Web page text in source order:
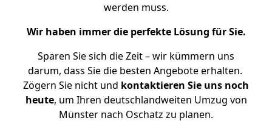
werden muss.
Wir haben immer die perfekte Lösung für Sie.
Sparen Sie sich die Zeit – wir kümmern uns
darum, dass Sie die besten Angebote erhalten.
Zögern Sie nicht und kontaktieren Sie uns noch
heute, um Ihren deutschlandweiten Umzug von
Münster nach Oschatz zu planen.